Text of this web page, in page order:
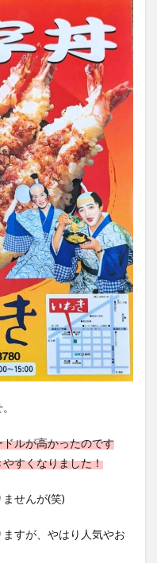
ルが高かったのです
すくなりました！
せんが(笑)
すが、やはり人気やお